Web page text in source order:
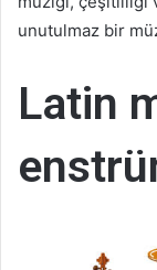
unutulmaz bir
Latin